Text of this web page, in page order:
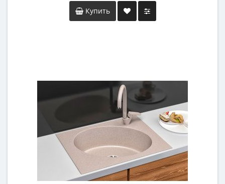
Купить